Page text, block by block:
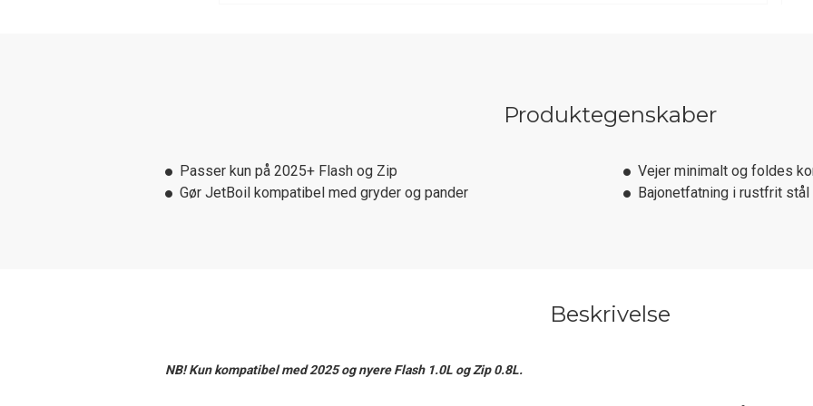
Produktegenskaber
Passer kun på 2025+ Flash og Zip
Vejer minimalt og foldes
Gør JetBoil kompatibel med gryder og pander
Bajonetfatning i rustfrit stål
Beskrivelse
NB! Kun kompatibel med 2025 og nyere Flash 1.0L og Zip 0.8L.